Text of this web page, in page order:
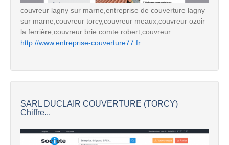
couvreur lagny sur marne,entreprise de couverture lagny
sur marne,couvreur torcy,couvreur meaux,couvreur ozoir
la ferrière,couvreur brie comte robert,couvreur ...
http://www.entreprise-couverture77.fr
SARL DUCLAIR COUVERTURE (TORCY)
Chiffre...